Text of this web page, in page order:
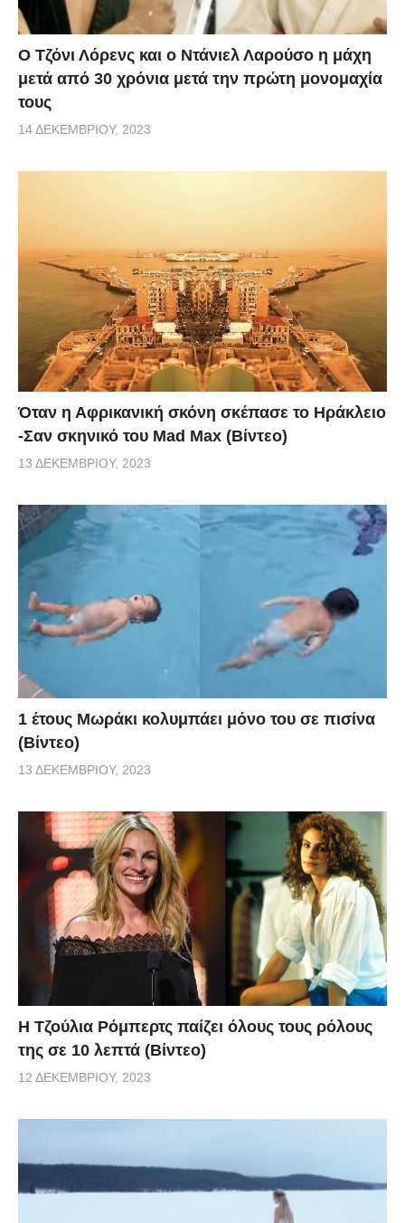
Ο Τζόνι Λόρενς και ο Ντάνιελ Λαρούσο η μάχη
μετά από 30 χρόνια μετά την πρώτη μονομαχία
τους
14 ΔΕΚΕΜΒΡΊΟΥ, 2023
Όταν η Αφρικανική σκόνη σκέπασε το Ηράκλειο
-Σαν σκηνικό του Mad Max (Βίντεο)
13 ΔΕΚΕΜΒΡΊΟΥ, 2023
1 έτους Μωράκι κολυμπάει μόνο του σε πισίνα
(Βίντεο)
13 ΔΕΚΕΜΒΡΊΟΥ, 2023
Η Τζούλια Ρόμπερτς παίζει όλους τους ρόλους
της σε 10 λεπτά (Βίντεο)
12 ΔΕΚΕΜΒΡΊΟΥ, 2023